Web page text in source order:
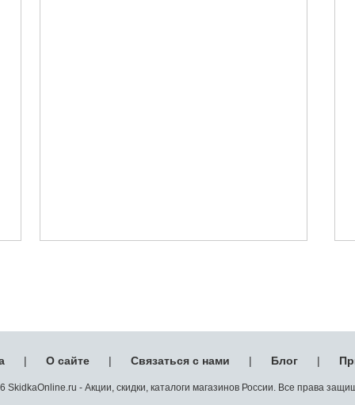
| О сайте | Связаться с нами | Блог |
SkidkaOnline.ru - Акции, скидки, каталоги магазинов России. Все права